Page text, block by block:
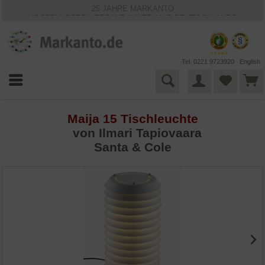
25 JAHRE MARKANTO
KOSTENLOSER VERSAND INNERHALB DEUTSCHLANDS
VIELFÄLTIGE ZAHLUNGSMÖGLICHKEITEN
BESTPRICE-GARANTIE
Tel. 0221 9723920 English
Maija 15 Tischleuchte
von Ilmari Tapiovaara
Santa & Cole